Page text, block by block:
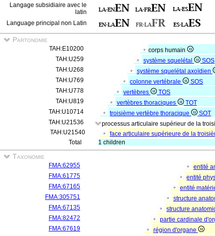
Langage subsidiaire avec le
latin
Language principal non Latin
Partonomie
TAH:E10200
corps humain
TAH:U259
système squelétal
SOS
TAH:U268
système squelétal axoïdien
TAH:U769
colonne vertébrale
SOS
TAH:U778
vertèbres
TOS
TAH:U819
vertèbres thoraciques
TOT
TAH:U10714
troisième vertèbre thoracique
SOT
TAH:U21536
processus articulaire supérieur de la
TAH:U21540
face articulaire supérieure de la
Total
1 children
Taxonomie
FMA:62955
entité
FMA:61775
entité
FMA:67165
entité
FMA:305751
structure
FMA:67135
structure
FMA:82472
partie cardinale
FMA:67619
région d'organe